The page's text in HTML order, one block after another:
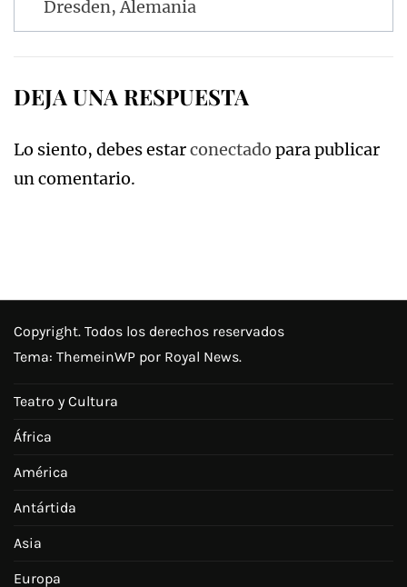
entradas
Dresden, Alemania
DEJA UNA RESPUESTA
Lo siento, debes estarconectado para publicar
un comentario.
Copyright. Todos los derechos reservados
Tema: ThemeinWP por Royal News.
Teatro y Cultura
África
América
Antártida
Asia
Europa